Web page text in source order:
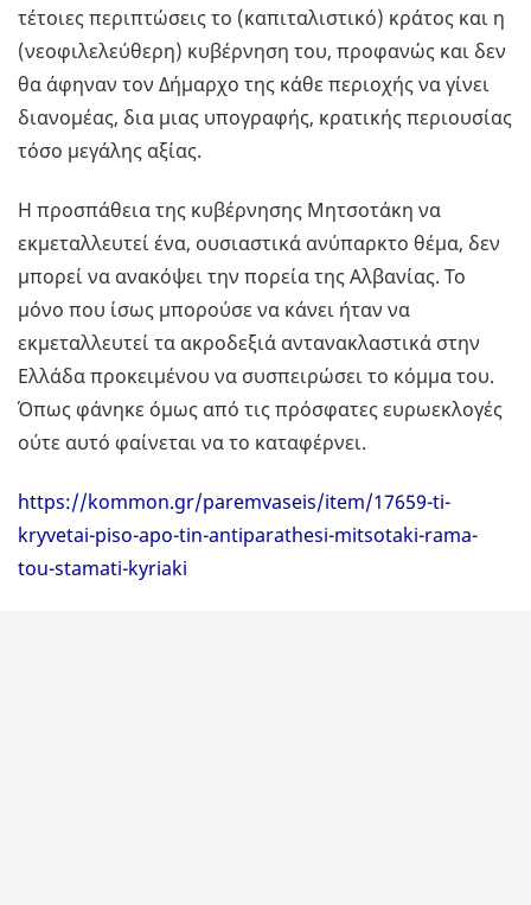
τέτοιες περιπτώσεις το (καπιταλιστικό) κράτος και η
(νεοφιλελεύθερη) κυβέρνηση του, προφανώς και δεν
θα άφηναν τον Δήμαρχο της κάθε περιοχής να γίνει
διανομέας, δια μιας υπογραφής, κρατικής περιουσίας
τόσο μεγάλης αξίας.
Η προσπάθεια της κυβέρνησης Μητσοτάκη να
εκμεταλλευτεί ένα, ουσιαστικά ανύπαρκτο θέμα, δεν
μπορεί να ανακόψει την πορεία της Αλβανίας. Το
μόνο που ίσως μπορούσε να κάνει ήταν να
εκμεταλλευτεί τα ακροδεξιά αντανακλαστικά στην
Ελλάδα προκειμένου να συσπειρώσει το κόμμα του.
Όπως φάνηκε όμως από τις πρόσφατες ευρωεκλογές
ούτε αυτό φαίνεται να το καταφέρνει.
https://kommon.gr/paremvaseis/item/17659-ti-
kryvetai-piso-apo-tin-antiparathesi-mitsotaki-rama-
tou-stamati-kyriaki